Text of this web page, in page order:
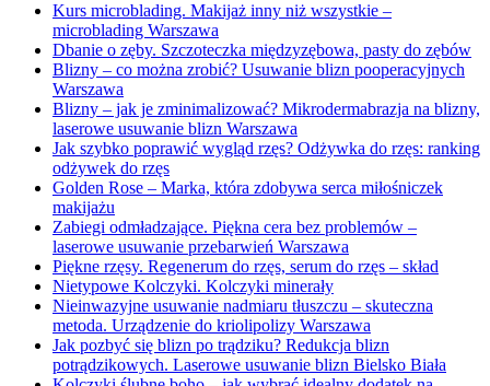
Kurs microblading. Makijaż inny niż wszystkie –
microblading Warszawa
Dbanie o zęby. Szczoteczka międzyzębowa, pasty do zębów
Blizny – co można zrobić? Usuwanie blizn pooperacyjnych
Warszawa
Blizny – jak je zminimalizować? Mikrodermabrazja na blizny,
laserowe usuwanie blizn Warszawa
Jak szybko poprawić wygląd rzęs? Odżywka do rzęs: ranking
odżywek do rzęs
Golden Rose – Marka, która zdobywa serca miłośniczek
makijażu
Zabiegi odmładzające. Piękna cera bez problemów –
laserowe usuwanie przebarwień Warszawa
Piękne rzęsy. Regenerum do rzęs, serum do rzęs – skład
Nietypowe Kolczyki. Kolczyki minerały
Nieinwazyjne usuwanie nadmiaru tłuszczu – skuteczna
metoda. Urządzenie do kriolipolizy Warszawa
Jak pozbyć się blizn po trądziku? Redukcja blizn
potrądzikowych. Laserowe usuwanie blizn Bielsko Biała